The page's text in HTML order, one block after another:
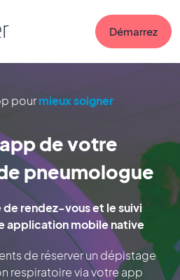
Démarrez
pourmieux soigner
de votre
pneumologue
rendez-vous et le suivi
application mobile native
de réserver un dépistage
respiratoire via votre app